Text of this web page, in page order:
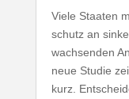
Viele Staaten
schutz an
wach­senden
neue Studie
kurz.